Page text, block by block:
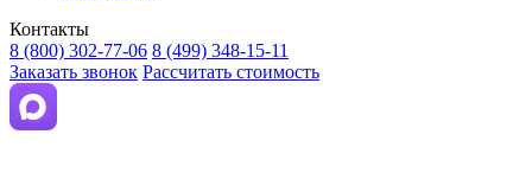
Контакты
8 (800) 302-77-06 8 (499) 348-15-11
Заказать звонок Рассчитать стоимость